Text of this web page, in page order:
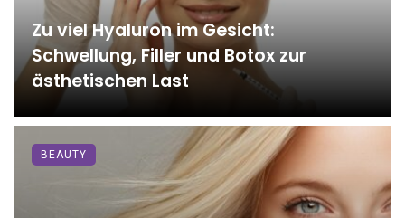
Zu viel Hyaluron im Gesicht:
Schwellung, Filler und Botox zur
ästhetischen Last
BEAUTY